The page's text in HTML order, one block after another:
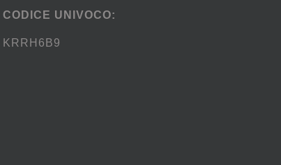
CODICE UNIVOCO:
KRRH6B9